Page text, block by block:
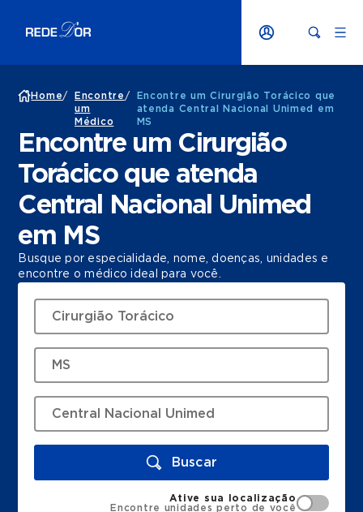
Home/
Encontre
um
Médico
/
Encontre um Cirurgião Torácico que
atenda Central Nacional Unimed em
MS
Encontre um Cirurgião
Torácico que atenda
Central Nacional Unimed
em MS
Busque por especialidade, nome, doenças, unidades e
encontre o médico ideal para você.
Buscar
Ative sua localização
Encontre unidades perto de você